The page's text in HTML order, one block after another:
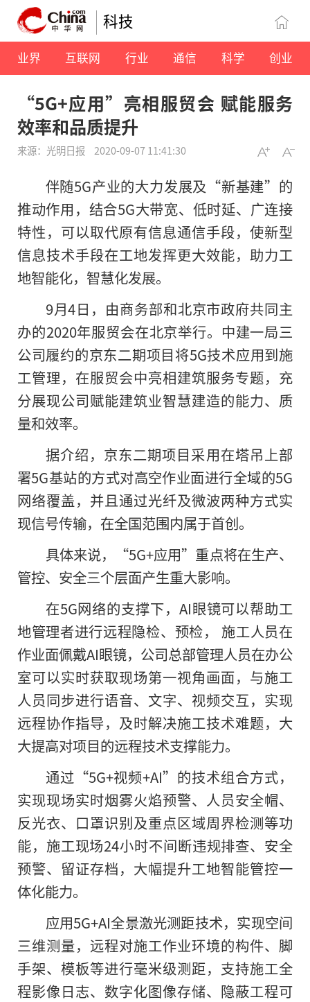
科技
业界 互联网 行业 通信 科学 创业
“5G+应用”亮相服贸会 赋能服务
效率和品质提升
来源：光明日报 2020-09-07 11:41:30
伴随5G产业的大力发展及“新基建”的
推动作用，结合5G大带宽、低时延、广连接
特性，可以取代原有信息通信手段，使新型
信息技术手段在工地发挥更大效能，助力工
地智能化，智慧化发展。
9月4日，由商务部和北京市政府共同主
办的2020年服贸会在北京举行。中建一局三
公司履约的京东二期项目将5G技术应用到施
工管理，在服贸会中亮相建筑服务专题，充
分展现公司赋能建筑业智慧建造的能力、质
量和效率。
据介绍，京东二期项目采用在塔吊上部
署5G基站的方式对高空作业面进行全域的5G
网络覆盖，并且通过光纤及微波两种方式实
现信号传输，在全国范围内属于首创。
具体来说，“5G+应用”重点将在生产、
管控、安全三个层面产生重大影响。
在5G网络的支撑下，AI眼镜可以帮助工
地管理者进行远程隐检、预检， 施工人员在
作业面佩戴AI眼镜，公司总部管理人员在办公
室可以实时获取现场第一视角画面，与施工
人员同步进行语音、文字、视频交互，实现
远程协作指导，及时解决施工技术难题，大
大提高对项目的远程技术支撑能力。
通过“5G+视频+AI”的技术组合方式，
实现现场实时烟雾火焰预警、人员安全帽、
反光衣、口罩识别及重点区域周界检测等功
能，施工现场24小时不间断违规排查、安全
预警、留证存档，大幅提升工地智能管控一
体化能力。
应用5G+AI全景激光测距技术，实现空间
三维测量，远程对施工作业环境的构件、脚
手架、模板等进行毫米级测距，支持施工全
程影像日志、数字化图像存储、隐蔽工程可